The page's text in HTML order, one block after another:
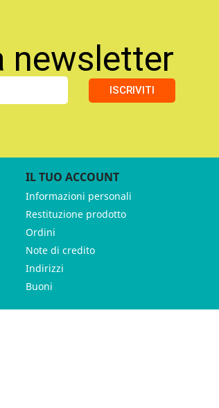
newsletter
ISCRIVITI
IL TUO ACCOUNT
Informazioni personali
Restituzione prodotto
Ordini
Note di credito
Indirizzi
Buoni